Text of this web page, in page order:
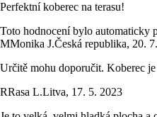
Perfektní koberec na terasu!
Toto hodnocení bylo automaticky
MMonika J.Česká republika, 20.
Určitě mohu doporučit. Koberec
RRasa L.Litva, 17. 5. 2023